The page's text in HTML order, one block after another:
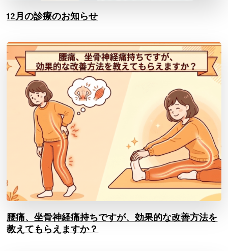
12月の診療のお知らせ
腰痛、坐骨神経痛持ちですが、効果的な改善方法を
教えてもらえますか？